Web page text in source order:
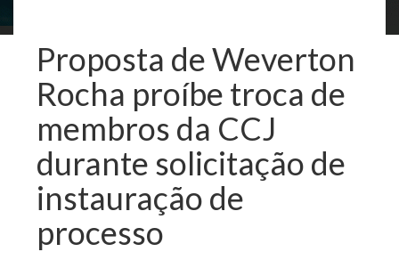
Proposta de Weverton
Rocha proíbe troca de
membros da CCJ
durante solicitação de
instauração de
processo